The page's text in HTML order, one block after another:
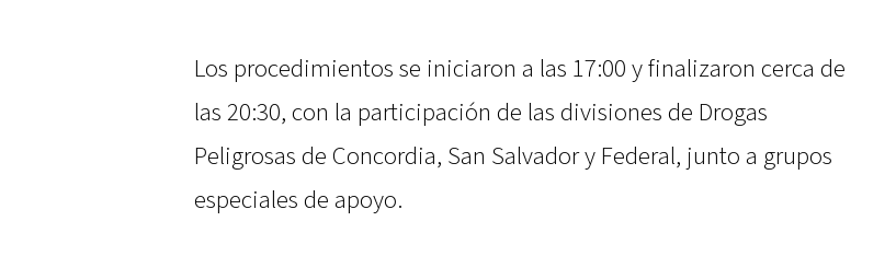
Los procedimientos se iniciaron a las 17:00 y finalizaron cerca de
las 20:30, con la participación de las divisiones de Drogas
Peligrosas de Concordia, San Salvador y Federal, junto a grupos
especiales de apoyo.